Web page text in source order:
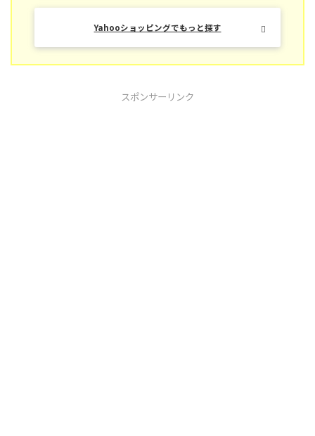
Yahooショッピングでもっと探す
スポンサーリンク